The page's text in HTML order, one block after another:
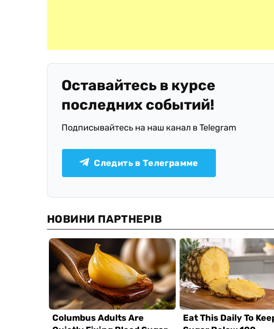
Оставайтесь в курсе
последних событий!
Подписывайтесь на наш канал в Telegram
Следить в Телеграмме